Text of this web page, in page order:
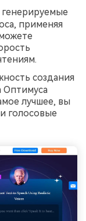
применяя
создания
Оптимуса
лучшее, вы
голосовые